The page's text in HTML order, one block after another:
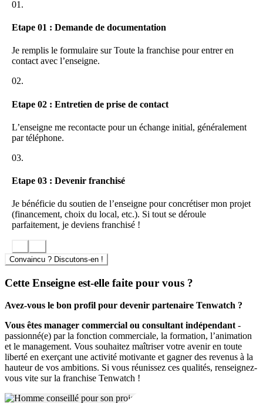
Avez-vous la fibre entrepreneuriale ? oui / non
métier ? oui / non
Souhaitez-vous être indépendant mais travailler en équipe ?
Souhaitez-vous réussir et gagner de l’argent ? oui / non
Si vous avez répondu oui, notre proposition va vous intéresser.
VOTRE FUTUR METIER :
Améliorer la PERFORMANCE DES FORCES DE VENTE des
mal maîtrisées.
La mise en place d’une démarche d’optimisation permet d’y
parvenir plus vite et plus facilement grâce à une analyse du potentiel
commercial de l’entreprise, à la transmission d’une méthode
performante et à la mise en place d’outils et de principes de
management réalistes et efficaces.
AU QUOTIDIEN VOTRE JOB :
Animer vos séminaires TENWATCH
Recruter, suivre et accompagner les forces de vente de vos
clients
Former les dirigeants ou managers commerciaux
NOUS VOUS PROPOSONS :
01.
Etape 01 : Demande de documentation
Je remplis le formulaire sur Toute la franchise pour entrer en
contact avec l’enseigne.
02.
Etape 02 : Entretien de prise de contact
L’enseigne me recontacte pour un échange initial, généralement
par téléphone.
03.
Etape 03 : Devenir franchisé
Je bénéficie du soutien de l’enseigne pour concrétiser mon projet
(financement, choix du local, etc.). Si tout se déroule
parfaitement, je deviens franchisé !
Convaincu ? Discutons-en !
Cette Enseigne est-elle faite pour vous ?
Avez-vous le bon profil pour devenir partenaire Tenwatch ?
Vous êtes manager commercial ou consultant indépendant -
passionné(e) par la fonction commerciale, la formation, l’animation
et le management. Vous souhaitez maîtriser votre avenir en toute
liberté en exerçant une activité motivante et gagner des revenus à la
hauteur de vos ambitions. Si vous réunissez ces qualités, renseignez-
vous vite sur la franchise Tenwatch !